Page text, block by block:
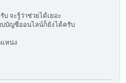
จะรู้ว่าช่วยได้เยอะ
บบัญชีออนไลน์ก็ยังได้ครับ
หน่ง